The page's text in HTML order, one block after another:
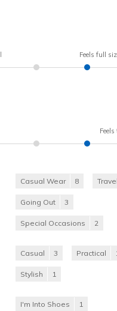
Feels full
Casual Wear 8 Travel
Going Out 3
Special Occasions 2
Casual 3 Practical
Stylish 1
I'm Into Shoes 1